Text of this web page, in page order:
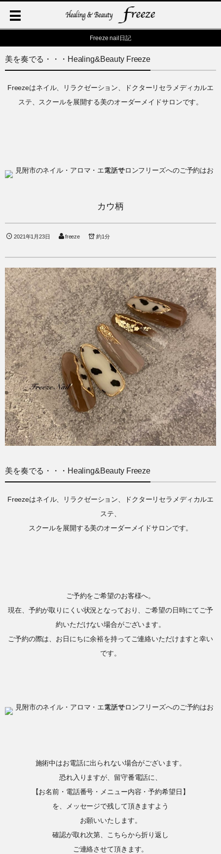
Freeze nail日記
美を奏でる・・・Healing&Beauty Freeze
Freezeはネイル、リラクゼーション、ドクターリセラメディカルエ
ステ、スクールを展開する美のオーダーメイドサロンです。
カウ柄
2021年1月23日 freeze 約1分
美を奏でる・・・Healing&Beauty Freeze
Freezeはネイル、リラクゼーション、ドクターリセラメディカルエ
ステ、
スクールを展開する美のオーダーメイドサロンです。
ご予約をご希望のお客様へ。
現在、予約が取りにくい状況となっており、ご希望の日時にてご予
約いただけない場合がございます。
ご予約の際は、お日にちに余裕を持ってご連絡いただけますと幸い
です。
施術中はお電話に出られない場合がございます。
恐れ入りますが、留守番電話に、
【お名前・電話番号・メニュー内容・予約希望日】
を、メッセージで残して頂きますよう
お願いいたします。
確認が取れ次第、こちらから折り返し
ご連絡させて頂きます。